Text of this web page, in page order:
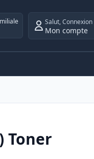
Salut,Connexion
Mon compte
Toner